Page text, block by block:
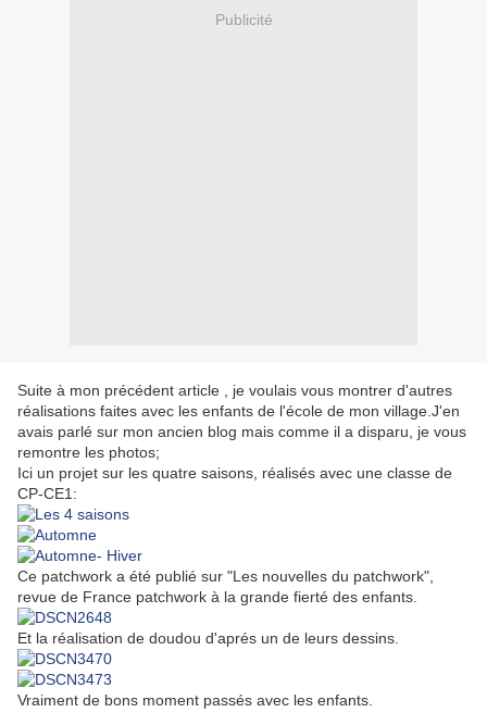
Publicité
Suite à mon précédent article , je voulais vous montrer d'autres
réalisations faites avec les enfants de l'école de mon village.J'en
avais parlé sur mon ancien blog mais comme il a disparu, je vous
remontre les photos;
Ici un projet sur les quatre saisons, réalisés avec une classe de
CP-CE1:
Ce patchwork a été publié sur "Les nouvelles du patchwork",
revue de France patchwork à la grande fierté des enfants.
Et la réalisation de doudou d'aprés un de leurs dessins.
Vraiment de bons moment passés avec les enfants.